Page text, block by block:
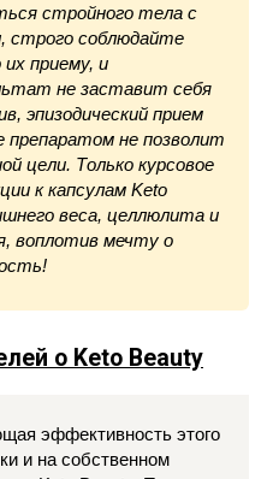
стройного тела с
строго соблюдайте
приему, и
не заставит себя
эпизодический прием
препаратом не позволит
цели. Только курсовое
к капсулам Keto
веса, целлюлита и
воплотив мечту о
о Keto Beauty
эффективность этого
и на собственном